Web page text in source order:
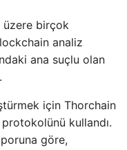
üzere birçok
analiz
ana suçlu olan
için Thorchain
kullandı.
göre,